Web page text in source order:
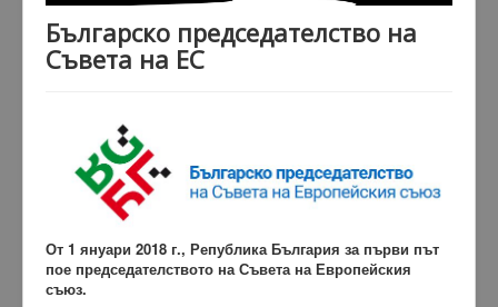
Народни танци
Гaлерия
Контакт
Българско председателство на
Съвета на ЕС
От 1 януари 2018 г., Република България за първи път
пое председателството на Съвета на Европейския
съюз.